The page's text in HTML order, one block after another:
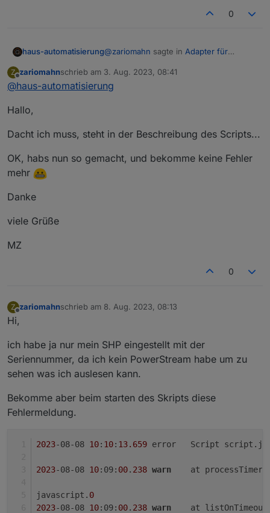
0
haus-automatisierung@zariomahn sagte in Adapter für
eintragen. Wenn Du manuell per
npm
etwas machst, dann machst Du IMMER
Z
Offline
zariomahnschrieb am 3. Aug. 2023, 08:41
zuletzt editiert von
@haus-automatisierung
Hallo,
Dacht ich muss, steht in der Beschreibung des Scripts...
OK, habs nun so gemacht, und bekomme keine Fehler
mehr
Danke
viele Grüße
MZ
0
Z zariomahnschrieb am 8. Aug. 2023, 08:13
zuletzt editiert von
Hi,
ich habe ja nur mein SHP eingestellt mit der
Seriennummer, da ich kein PowerStream habe um zu
sehen was ich auslesen kann.
Bekomme aber beim starten des Skripts diese
Fehlermeldung.
2023-08-08 10: 10: 13.659
error	Script
2023-08-08 10:09: 00. 238 warn
at
javascript. 0
2023-08-08 10:09: 00. 238 warn
at